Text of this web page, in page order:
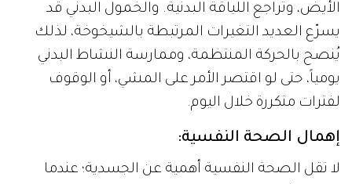
الأيض، وتراجع اللياقة البدنية. والخمول البدني قد
يسرّع العديد التغيرات المرتبطة بالشيخوخة، لذلك
يُنصح بالحركة المنتظمة، وممارسة النشاط البدني
يومياً، حتى لو اقتصر الأمر على المشي، أو الوقوف
لفترات متكررة خلال اليوم.
إهمال الصحة النفسية:
لا تقل الصحة النفسية أهمية عن الجسدية؛ عندما